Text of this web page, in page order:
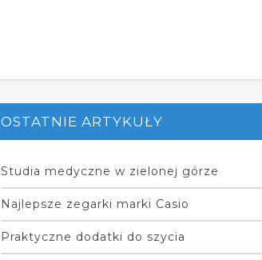
OSTATNIE ARTYKUŁY
Studia medyczne w zielonej górze
Najlepsze zegarki marki Casio
Praktyczne dodatki do szycia